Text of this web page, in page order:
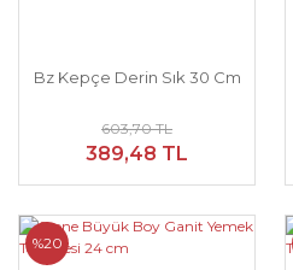
Bz Kepçe Derin Sık 30 Cm
603,70 TL
389,48 TL
%20